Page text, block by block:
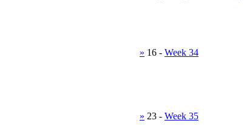
» 16 - Week 34
» 23 - Week 35